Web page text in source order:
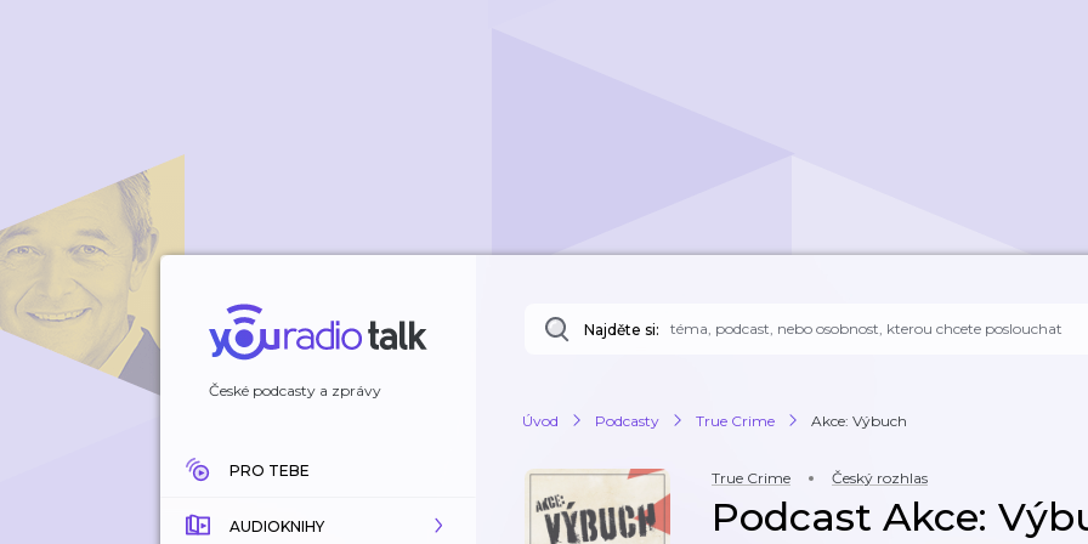
České podcasty a zprávy
PRO TEBE
AUDIOKNIHY
Najděte si:
Úvod Podcasty True Crime Akce: Výbuch
True Crime Český rozhlas
Podcast Akce: